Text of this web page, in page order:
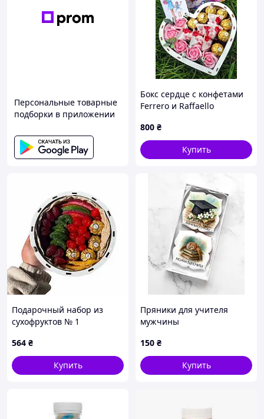
Персональные товарные
подборки в приложении
Бокс сердце с конфетами
Ferrero и Raffaello
800 ₴
Купить
Подарочный набор из
сухофруктов № 1
564 ₴
Купить
Пряники для учителя
мужчины
150 ₴
Купить